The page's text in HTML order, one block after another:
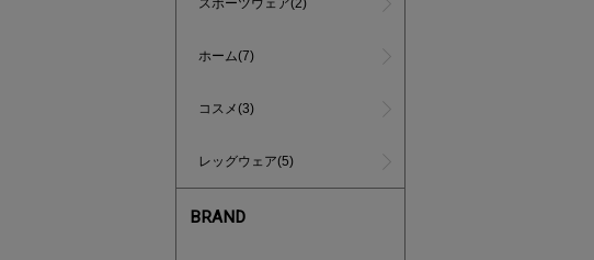
スポーツウェア(2)
ホーム(7)
コスメ(3)
レッグウェア(5)
BRAND